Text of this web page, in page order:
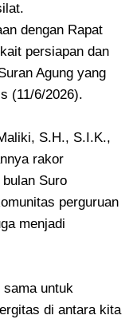
dengan Rapat
persiapan dan
Agung yang
(11/6/2026).
S.H., S.I.K.,
rakor
Suro
perguruan
menjadi
untuk
di antara kita